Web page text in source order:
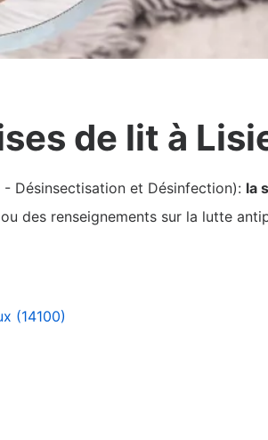
de lit à
Désinsectisation et Désinfection): la
des renseignements sur la lutte
(14100)